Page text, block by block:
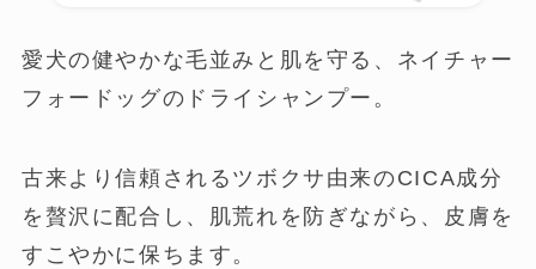
愛犬の健やかな毛並みと肌を守る、ネイチャー
フォードッグのドライシャンプー。
古来より信頼されるツボクサ由来のCICA成分
を贅沢に配合し、肌荒れを防ぎながら、皮膚を
すこやかに保ちます。